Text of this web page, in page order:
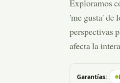
Exploramos
'me gusta' de
perspectivas
afecta la
Garantías: